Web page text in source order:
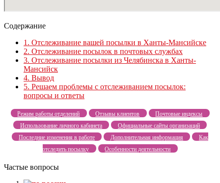
Содержание
1. Отслеживание вашей посылки в Ханты-Мансийске
2. Отслеживание посылок в почтовых службах
3. Отслеживание посылки из Челябинска в Ханты-
Мансийск
4. Вывод
5. Решаем проблемы с отслеживанием посылок:
вопросы и ответы
Режим работы отделений Отзывы клиентов
Почтовые индексы
Использование личного кабинета
Официальные сайты организаций
Последние изменения в работе
Дополнительная информация
Как
отследить посылку
Особенности деятельности
Частые вопросы